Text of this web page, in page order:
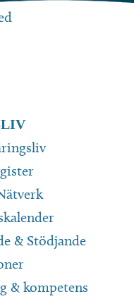
& Stödjande
& kompetens